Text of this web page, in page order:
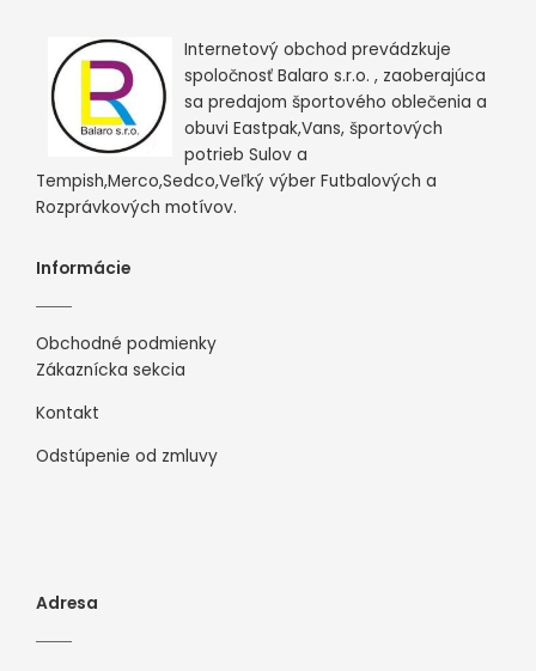
Internetový obchod prevádzkuje
spoločnosť Balaro s.r.o. , zaoberajúca
sa predajom športového oblečenia a
obuvi Eastpak,Vans, športových
potrieb Sulov a
Tempish,Merco,Sedco,Veľký výber Futbalových a
Rozprávkových motívov.
Informácie
Obchodné podmienky
Zákaznícka sekcia
Kontakt
Odstúpenie od zmluvy
Adresa